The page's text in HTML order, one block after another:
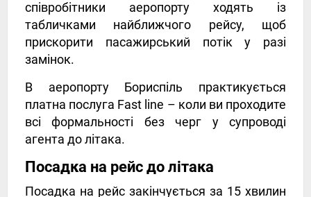
співробітники аеропорту ходять із
табличками найближчого рейсу, щоб
прискорити пасажирський потік у разі
замінок.
В аеропорту Бориспіль практикується
платна послуга Fast line – коли ви проходите
всі формальності без черг у супроводі
агента до літака.
Посадка на рейс до літака
Посадка на рейс закінчується за 15 хвилин